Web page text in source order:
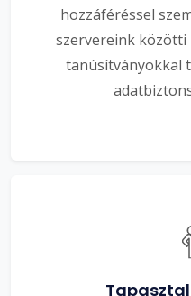
hozzáféréssel
szervereink közötti
tanúsítványokkal